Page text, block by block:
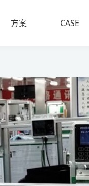
方案
CASE